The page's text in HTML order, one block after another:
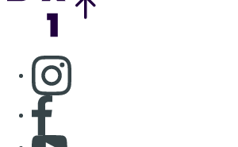
Consulter page Instagram
Consulter page Facebook
Consulter Youtube